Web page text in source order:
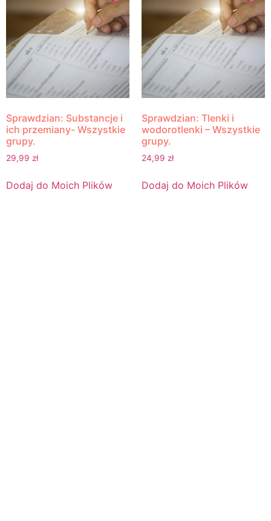
Sprawdzian: Substancje i
ich przemiany- Wszystkie
grupy.
29,99 zł
Dodaj do Moich Plików
Sprawdzian: Tlenki i
wodorotlenki – Wszystkie
grupy.
24,99 zł
Dodaj do Moich Plików